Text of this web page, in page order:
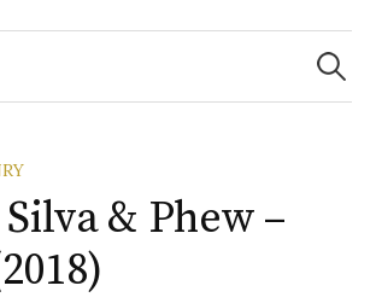
& Phew –